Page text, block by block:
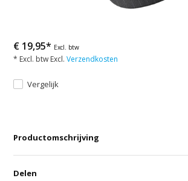
€ 19,95* Excl. btw
* Excl. btw Excl.Verzendkosten
Vergelijk
Productomschrijving
Delen